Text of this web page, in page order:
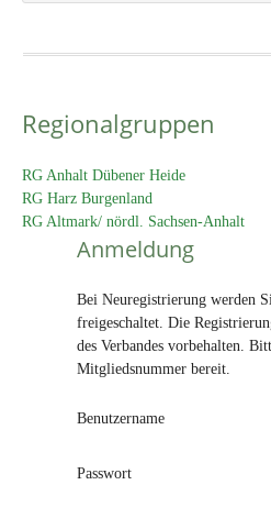
Regionalgruppen
RG Anhalt Dübener Heide
RG Harz Burgenland
RG Altmark/ nördl. Sachsen-Anhalt
Anmeldung
Bei Neuregistrierung werden
freigeschaltet. Die
des Verbandes vorbehalten.
Mitgliedsnummer bereit.
Benutzername
Passwort